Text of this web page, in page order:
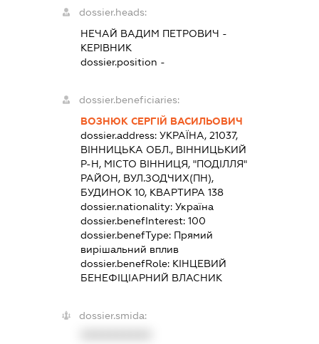
dossier.heads:
НЕЧАЙ ВАДИМ ПЕТРОВИЧ -
КЕРІВНИК
dossier.position -
dossier.beneficiaries:
ВОЗНЮК СЕРГІЙ ВАСИЛЬОВИЧ
dossier.address: УКРАЇНА, 21037,
ВІННИЦЬКА ОБЛ., ВІННИЦЬКИЙ
Р-Н, МІСТО ВІННИЦЯ, "ПОДІЛЛЯ"
РАЙОН, ВУЛ.ЗОДЧИХ(ПН),
БУДИНОК 10, КВАРТИРА 138
dossier.nationality: Україна
dossier.benefInterest: 100
dossier.benefType: Прямий
вирішальний вплив
dossier.benefRole: КІНЦЕВИЙ
БЕНЕФІЦІАРНИЙ ВЛАСНИК
dossier.smida: